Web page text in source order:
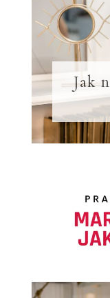
Jak